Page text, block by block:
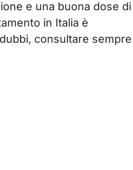
e una buona dose di
in Italia è
consultare